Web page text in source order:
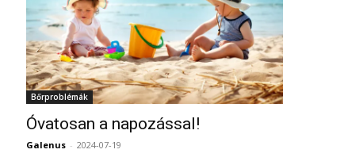
Bőrproblémák
Óvatosan a napozással!
Galenus - 2024-07-19